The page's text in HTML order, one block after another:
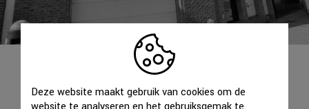
Deze website maakt gebruik van cookies om de